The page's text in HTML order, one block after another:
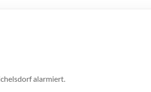
alarmiert.